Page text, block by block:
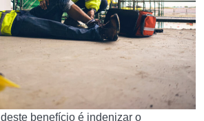
benefício é indenizar o